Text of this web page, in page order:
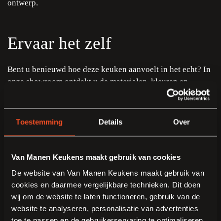
Toestemming Details Over
Van Manen Keukens maakt gebruik van cookies
De website van Van Manen Keukens maakt gebruik van
cookies en daarmee vergelijkbare technieken. Dit doen
wij om de website te laten functioneren, gebruik van de
website te analyseren, personalisatie van advertenties
ontwerp.
Ervaar het zelf
Bent u benieuwd hoe deze keuken aanvoelt in het echt? In
onze showroom ontdekt u de materialen, kleuren en
slimme oplossingen van dichtbij. Laat u inspireren door de
perfecte combinatie van elegantie, functionaliteit en
persoonlijkheid. Onze adviseurs staan voor u klaar om